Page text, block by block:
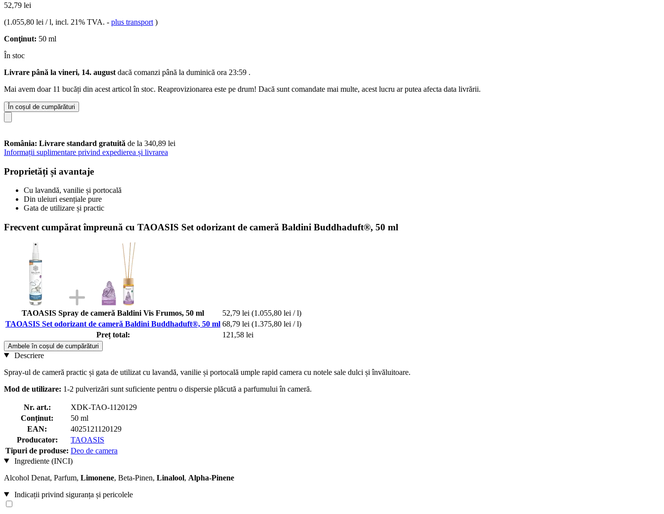
52,79 lei
(1.055,80 lei / l, incl. 21% TVA. - plus transport )
Conţinut: 50 ml
În stoc
Livrare până la vineri, 14. august dacă comanzi până la duminică ora 23:59 .
Mai avem doar 11 bucăți din acest articol în stoc. Reaprovizionarea este pe drum! Dacă sunt comandate mai multe, acest lucru ar putea afecta data livrării.
În coșul de cumpărături
România: Livrare standard gratuită de la 340,89 lei
Informații suplimentare privind expedierea și livrarea
Proprietăți și avantaje
Cu lavandă, vanilie și portocală
Din uleiuri esențiale pure
Gata de utilizare și practic
Frecvent cumpărat împreună cu TAOASIS Set odorizant de cameră Baldini Buddhaduft®, 50 ml
TAOASIS Spray de cameră Baldini Vis Frumos, 50 ml 52,79 lei (1.055,80 lei / l)
TAOASIS Set odorizant de cameră Baldini Buddhaduft®, 50 ml 68,79 lei (1.375,80 lei / l)
Preț total:
121,58 lei
Ambele în coșul de cumpărături
Descriere
Spray-ul de cameră practic și gata de utilizat cu lavandă, vanilie și portocală umple rapid camera cu notele sale dulci și învăluitoare.
Mod de utilizare: 1-2 pulverizări sunt suficiente pentru o dispersie plăcută a parfumului în cameră.
Nr. art.:
XDK-TAO-1120129
Conținut:
50 ml
EAN:
4025121120129
Producator:
TAOASIS
Tipuri de produse: Deo de camera
Ingrediente (INCI)
Alcohol Denat, Parfum, Limonene, Beta-Pinen, Linalool, Alpha-Pinene
Indicații privind siguranța și pericolele